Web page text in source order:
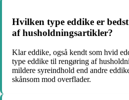
Hvilken type eddike er
af husholdningsartikler?
Klar eddike, også kendt som hvid
type eddike til rengøring af
mildere syreindhold end andre
skånsom mod overflader.